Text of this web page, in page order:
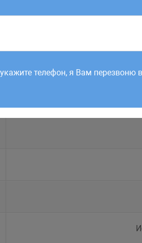
с 9:00 до 18:00. Заявки,
телефон, я Вам перезвоню в